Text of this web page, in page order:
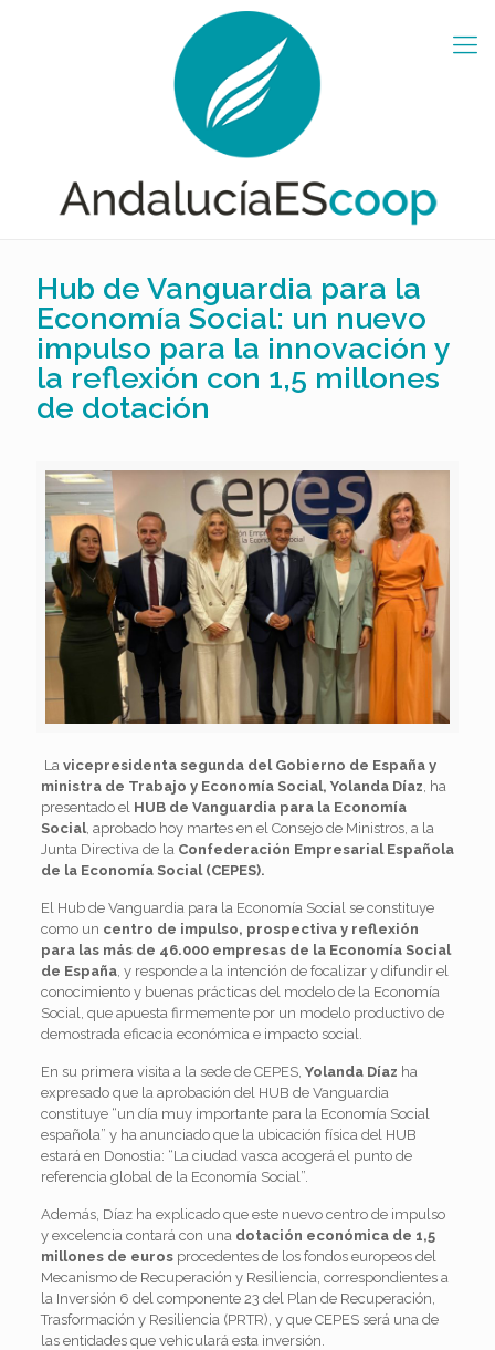
Hub de Vanguardia para la
Economía Social: un nuevo
impulso para la innovación y
la reflexión con 1,5 millones
de dotación
La vicepresidenta segunda del Gobierno de España y
ministra de Trabajo y Economía Social, Yolanda Díaz , ha
presentado el HUB de Vanguardia para la Economía
Social, aprobado hoy martes en el Consejo de Ministros, a la
Junta Directiva de la Confederación Empresarial Española
de la Economía Social (CEPES).
El Hub de Vanguardia para la Economía Social se constituye
como un centro de impulso, prospectiva y reflexión
para las más de 46.000 empresas de la Economía Social
de España, y responde a la intención de focalizar y difundir el
conocimiento y buenas prácticas del modelo de la Economía
Social, que apuesta firmemente por un modelo productivo de
demostrada eficacia económica e impacto social.
En su primera visita a la sede de CEPES, Yolanda Díaz ha
expresado que la aprobación del HUB de Vanguardia
constituye “un día muy importante para la Economía Social
española” y ha anunciado que la ubicación física del HUB
estará en Donostia: “La ciudad vasca acogerá el punto de
referencia global de la Economía Social”.
Además, Díaz ha explicado que este nuevo centro de impulso
y excelencia contará con una dotación económica de 1,5
millones de eurosprocedentes de los fondos europeos del
Mecanismo de Recuperación y Resiliencia, correspondientes a
la Inversión 6 del componente 23 del Plan de Recuperación,
Trasformación y Resiliencia (PRTR), y que CEPES será una de
las entidades que vehiculará esta inversión.